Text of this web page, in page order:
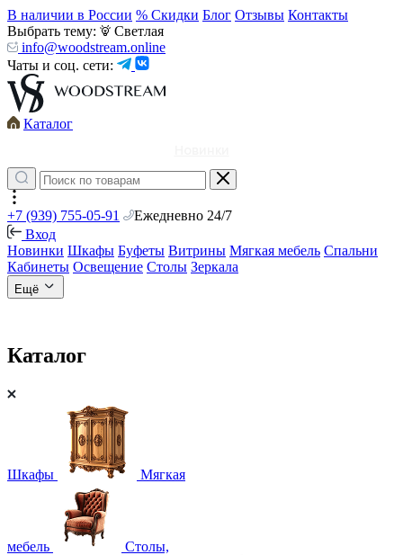
В наличии в России % Скидки Блог Отзывы Контакты
Выбрать тему:
Светлая
info@woodstream.online
Чаты и соц. сети:
Каталог
+7 (939) 755-05-91
Ежедневно 24/7
Вход
Новинки Шкафы Буфеты Витрины Мягкая мебель Спальни
Кабинеты Освещение Столы Зеркала
Ещё
Каталог
Шкафы Мягкая
мебель Столы,